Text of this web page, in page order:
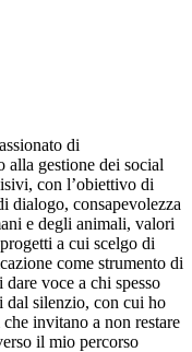
di
gestione dei social
con l’obiettivo di
dialogo, consapevolezza
e degli animali, valori
a cui scelgo di
come strumento di
voce a chi spesso
dal silenzio, con cui ho
invitano a non restare
il mio percorso